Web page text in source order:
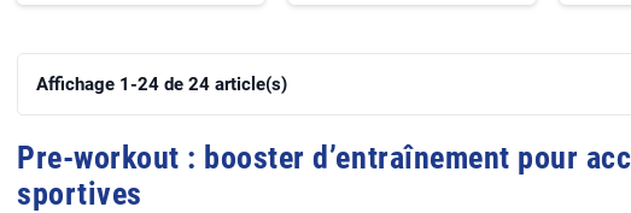
Affichage 1-24 de 24 article(s)
Pre-workout : booster d’entraînement pour
sportives